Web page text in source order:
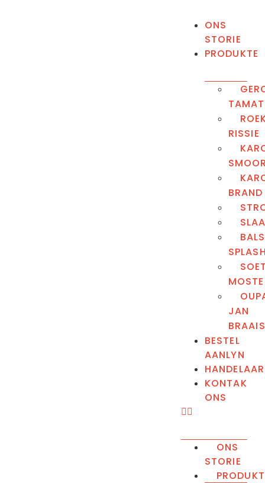
ONS
STORIE
PRODUKTE
RISSIE
BRAND
JAN
BESTEL
AANLYN
KONTAK
ONS
ONS
STORIE